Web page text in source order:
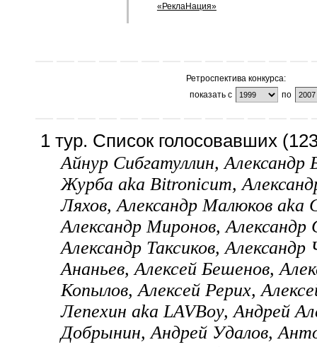
«РеклаНация»
Ретроспектива конкурса:
показать с
по
1 тур. Список голосовавших
Айнур Сибгатуллин, Александр
Журба aka Bitronicum,
Ляхов, Александр Малюков aka
Александр Миронов, Александр
Александр Таксиков,
Ананьев, Алексей Бешенов,
Копылов, Алексей Рерих,
Лепехин aka LAVBoy, Андрей
Добрынин, Андрей Удалов,